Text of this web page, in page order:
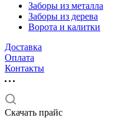
Заборы из металла
Заборы из дерева
Ворота и калитки
Доставка
Оплата
Контакты
Скачать прайс